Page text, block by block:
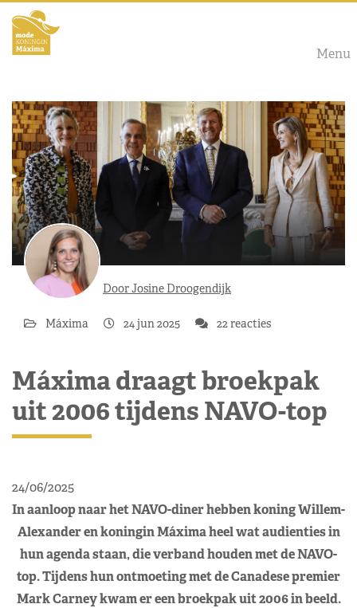
Menu
Door Josine Droogendijk
Máxima 24 jun 2025 22 reacties
Máxima draagt broekpak
uit 2006 tijdens NAVO-top
24/06/2025
In aanloop naar het NAVO-diner hebben koning Willem-
Alexander en koningin Máxima heel wat audienties in
hun agenda staan, die verband houden met de NAVO-
top. Tijdens hun ontmoeting met de Canadese premier
Mark Carney kwam er een broekpak uit 2006 in beeld.